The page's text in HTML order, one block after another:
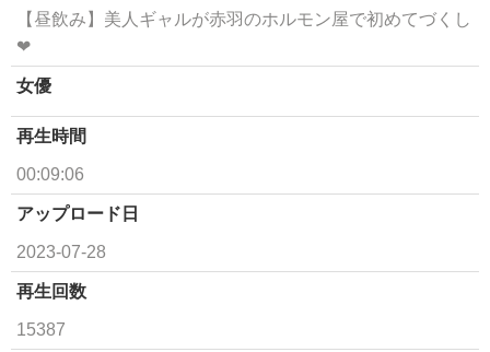
【昼飲み】美人ギャルが赤羽のホルモン屋で初めてづくし
❤
女優
再生時間
00:09:06
アップロード日
2023-07-28
再生回数
15387